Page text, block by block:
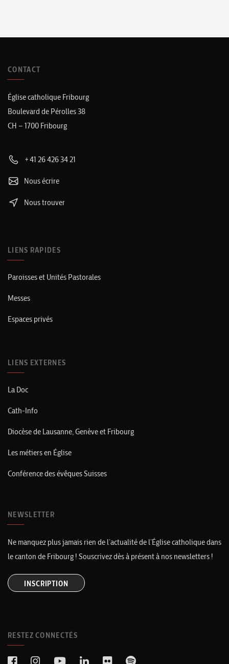
CONTACT
Église catholique Fribourg
Boulevard de Pérolles 38
CH – 1700 Fribourg
+41 26 426 34 21
Nous écrire
Nous trouver
LIENS RAPIDES
Paroisses et Unités Pastorales
Messes
Espaces privés
LIENS EXTERNES
La Doc
Cath-Info
Diocèse de Lausanne, Genève et Fribourg
Les métiers en Église
Conférence des évêques Suisses
NEWSLETTER
Ne manquez plus jamais rien de l’actualité de l’Église catholique dans
le canton de Fribourg ! Souscrivez dès à présent à nos newsletters !
INSCRIPTION
RESTEZ CONNECTÉS